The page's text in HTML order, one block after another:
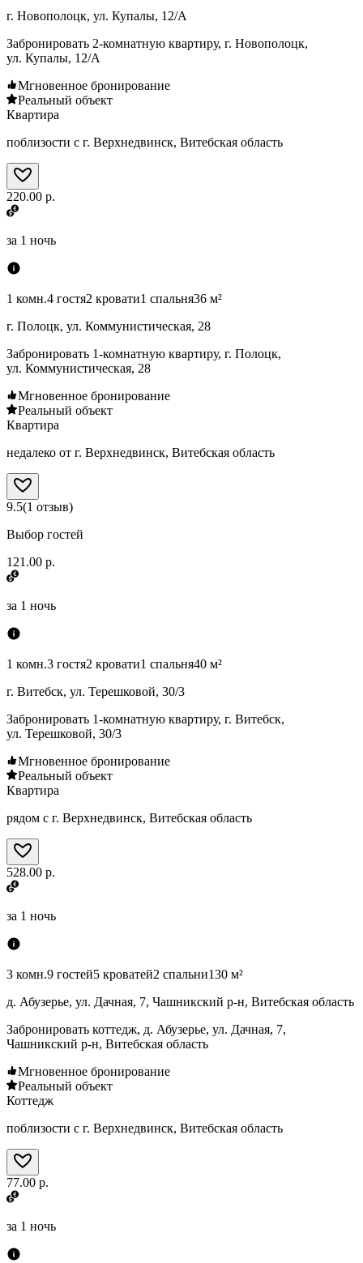
г. Новополоцк, ул. Купалы, 12/А
Забронировать 2-комнатную квартиру, г. Новополоцк,
ул. Купалы, 12/А
Мгновенное бронирование
Реальный объект
Квартира
поблизости с г. Верхнедвинск, Витебская область
220.00 р.
за 1 ночь
1 комн.4 гостя2 кровати1 спальня36 м²
г. Полоцк, ул. Коммунистическая, 28
Забронировать 1-комнатную квартиру, г. Полоцк,
ул. Коммунистическая, 28
Мгновенное бронирование
Реальный объект
Квартира
недалеко от г. Верхнедвинск, Витебская область
9.5(1 отзыв)
Выбор гостей
121.00 р.
за 1 ночь
1 комн.3 гостя2 кровати1 спальня40 м²
г. Витебск, ул. Терешковой, 30/3
Забронировать 1-комнатную квартиру, г. Витебск,
ул. Терешковой, 30/3
Мгновенное бронирование
Реальный объект
Квартира
рядом с г. Верхнедвинск, Витебская область
528.00 р.
за 1 ночь
3 комн.9 гостей5 кроватей2 спальни130 м²
д. Абузерье, ул. Дачная, 7, Чашникский р-н, Витебская область
Забронировать коттедж, д. Абузерье, ул. Дачная, 7,
Чашникский р-н, Витебская область
Мгновенное бронирование
Реальный объект
Коттедж
поблизости с г. Верхнедвинск, Витебская область
77.00 р.
за 1 ночь